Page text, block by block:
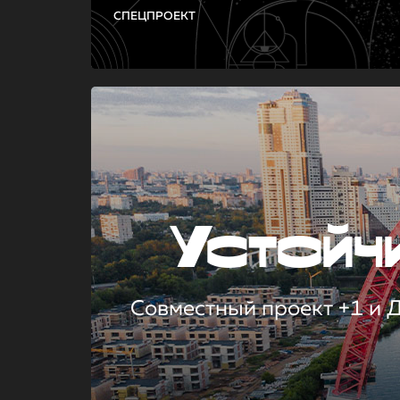
СПЕЦПРОЕКТ
Совместный проект +1 и